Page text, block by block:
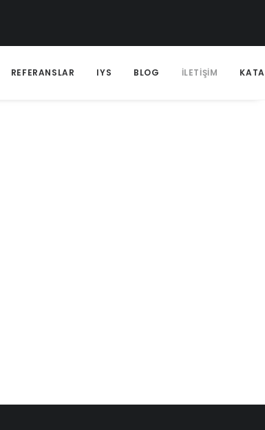
REFERANSLAR IYS BLOG İLETİŞİM